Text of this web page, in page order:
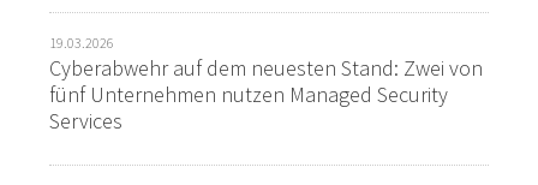
19.03.2026
Cyberabwehr auf dem neuesten Stand: Zwei von
fünf Unternehmen nutzen Managed Security
Services